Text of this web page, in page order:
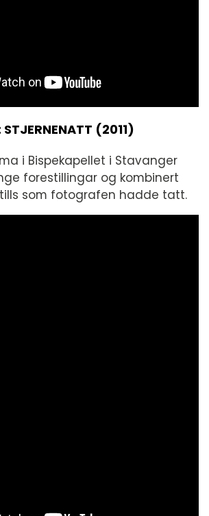
STJERNENATT (2011)
i Bispekapellet i Stavanger
forestillingar og kombinert
som fotografen hadde tatt.